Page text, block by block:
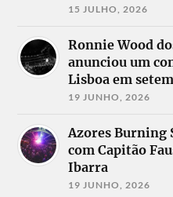
15 JULHO, 2026
Ronnie Wood
anunciou um
Lisboa em
19 JUNHO, 2026
Azores Burning
com Capitão
Ibarra
19 JUNHO, 2026